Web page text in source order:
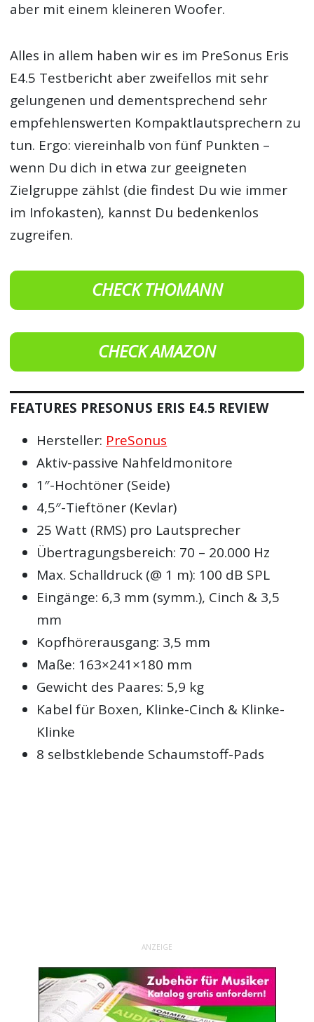
aber mit einem kleineren Woofer.
Alles in allem haben wir es im PreSonus Eris
E4.5 Testbericht aber zweifellos mit sehr
gelungenen und dementsprechend sehr
empfehlenswerten Kompaktlautsprechern zu
tun. Ergo: viereinhalb von fünf Punkten –
wenn Du dich in etwa zur geeigneten
Zielgruppe zählst (die findest Du wie immer
im Infokasten), kannst Du bedenkenlos
zugreifen.
CHECK THOMANN
CHECK AMAZON
FEATURES PRESONUS ERIS E4.5 REVIEW
Hersteller: PreSonus
Aktiv-passive Nahfeldmonitore
1″-Hochtöner (Seide)
4,5″-Tieftöner (Kevlar)
25 Watt (RMS) pro Lautsprecher
Übertragungsbereich: 70 – 20.000 Hz
Max. Schalldruck (@ 1 m): 100 dB SPL
Eingänge: 6,3 mm (symm.), Cinch & 3,5
mm
Kopfhörerausgang: 3,5 mm
Maße: 163×241×180 mm
Gewicht des Paares: 5,9 kg
Kabel für Boxen, Klinke-Cinch & Klinke-
Klinke
8 selbstklebende Schaumstoff-Pads
ANZEIGE